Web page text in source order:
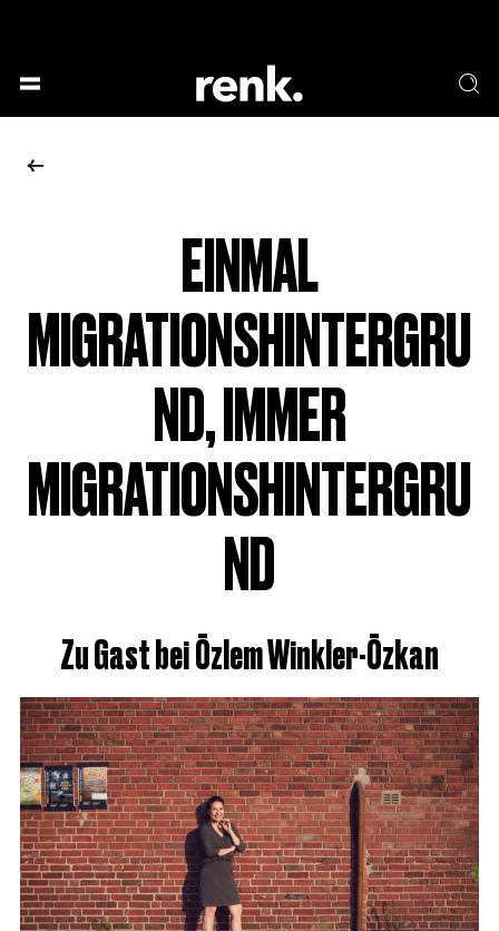
EINMAL
MIGRATIONSHINTERGRU
ND, IMMER
MIGRATIONSHINTERGRU
ND
Zu Gast bei Özlem Winkler-Özkan